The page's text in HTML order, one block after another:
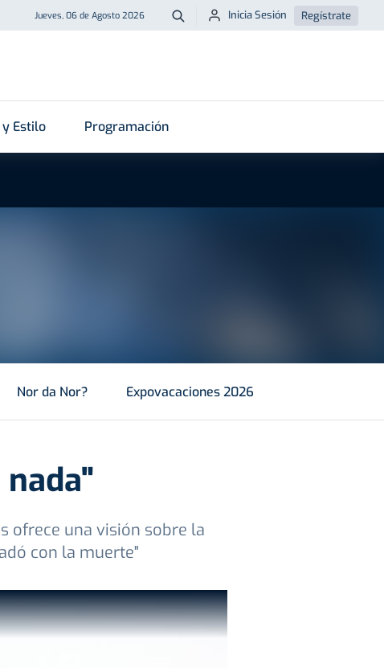
Jueves, 06 de Agosto 2026 Buscar
Inicia Sesión Regístrate
Estilo Programación
Nor da Nor? Expovacaciones 2026
ofrece una visión sobre la
con la muerte"